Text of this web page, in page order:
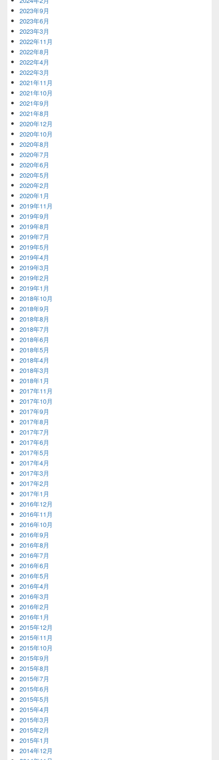
2023年9月
2023年6月
2023年3月
2022年11月
2022年8月
2022年4月
2022年3月
2021年11月
2021年10月
2021年9月
2021年8月
2020年12月
2020年10月
2020年8月
2020年7月
2020年6月
2020年5月
2020年2月
2020年1月
2019年11月
2019年9月
2019年8月
2019年7月
2019年5月
2019年4月
2019年3月
2019年2月
2019年1月
2018年10月
2018年9月
2018年8月
2018年7月
2018年6月
2018年5月
2018年4月
2018年3月
2018年1月
2017年11月
2017年10月
2017年9月
2017年8月
2017年7月
2017年6月
2017年5月
2017年4月
2017年3月
2017年2月
2017年1月
2016年12月
2016年11月
2016年10月
2016年9月
2016年8月
2016年7月
2016年6月
2016年5月
2016年4月
2016年3月
2016年2月
2016年1月
2015年12月
2015年11月
2015年10月
2015年9月
2015年8月
2015年7月
2015年6月
2015年5月
2015年4月
2015年3月
2015年2月
2015年1月
2014年12月